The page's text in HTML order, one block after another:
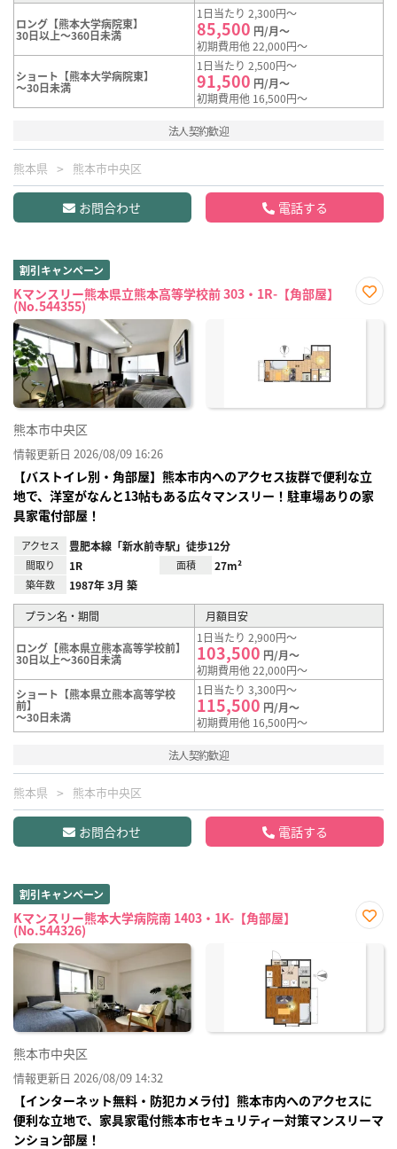
ロング【熊本大学病院東】
30日以上～360日未満
1日当たり 2,300円～
85,500 円/月～
初期費用他 22,000円～
ショート【熊本大学病院東】
～30日未満
1日当たり 2,500円～
91,500 円/月～
初期費用他 16,500円～
法人契約歓迎
熊本県 熊本市中央区
お問合わせ 電話する
割引キャンペーン
Kマンスリー熊本県立熊本高等学校前 303・1R-【角部屋】
(No.544355)
に入
熊本市中央区
情報更新日 2026/08/09 16:26
【バストイレ別・角部屋】熊本市内へのアクセス抜群で便利な立
地で、洋室がなんと13帖もある広々マンスリー！駐車場ありの家
具家電付部屋！
アクセス 豊肥本線「新水前寺駅」徒歩12分
間取り 1R 面積 27m²
築年数 1987年 3月 築
プラン名・期間 月額目安
ロング【熊本県立熊本高等学校前】
30日以上～360日未満
1日当たり 2,900円～
103,500 円/月～
初期費用他 22,000円～
ショート【熊本県立熊本高等学校
前】
～30日未満
1日当たり 3,300円～
115,500 円/月～
初期費用他 16,500円～
法人契約歓迎
熊本県 熊本市中央区
お問合わせ 電話する
割引キャンペーン
Kマンスリー熊本大学病院南 1403・1K-【角部屋】
(No.544326)
に入
熊本市中央区
情報更新日 2026/08/09 14:32
【インターネット無料・防犯カメラ付】熊本市内へのアクセスに
便利な立地で、家具家電付熊本市セキュリティー対策マンスリーマ
ンション部屋！